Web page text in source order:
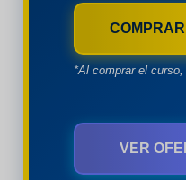
*Al comprar el
VER